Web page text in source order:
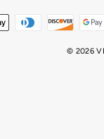
© 2026